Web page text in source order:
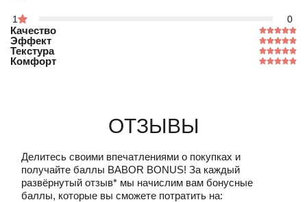
1 0
Качество
Эффект
Текстура
Комфорт
Отзывы
Делитесь своими впечатлениями о покупках и
получайте баллы BABOR BONUS! За каждый
развёрнутый отзыв* мы начислим вам бонусные
баллы, которые вы сможете потратить на: